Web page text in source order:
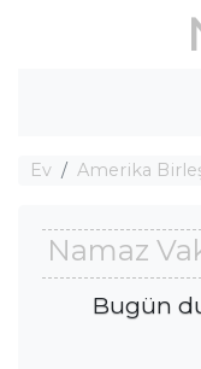
Ev Amerika
Namaz
Bugün